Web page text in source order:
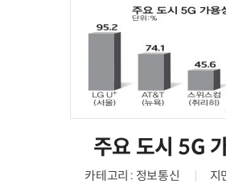
주요 도시 5G
카테고리 : 정보통신
지